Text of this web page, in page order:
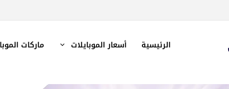
الرئيسية أسعار الموبايلات ماركات